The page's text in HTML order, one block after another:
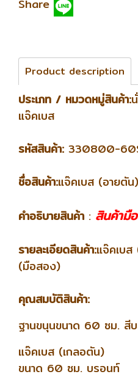
Share
Product description
ประเภท / หมวดหมู่สินค้า:
แจ๊คเบส
รหัสสินค้า: 330800-
ชื่อสินค้า:แจ๊คเบส (อายตั
คำอธิบายสินค้า : สินค้ามื
รายละเอียดสินค้า:แจ๊คเบ
(มือสอง)
คุณสมบัติสินค้า:
ฐานขนุนขนาด 60 ซม. สี
แจ๊คเบส (เกลอตัน)
ขนาด 60 ซม. บรอนท์